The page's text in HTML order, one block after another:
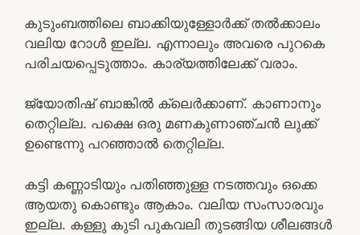
കുടുംബത്തിലെ ബാക്കിയുള്ളോർക്ക് തൽക്കാലം
വലിയ റോൾ ഇല്ല. എന്നാലും അവരെ പുറകെ
പരിചയപ്പെടുത്താം. കാര്യത്തിലേക്ക് വരാം.
ജ്യോതിഷ് ബാങ്കിൽ ക്ലെർക്കാണ്. കാണാനും
തെറ്റില്ല. പക്ഷെ ഒരു മണകുണാഞ്ചൻ ലുക്ക്
ഉണ്ടെന്നു പറഞ്ഞാൽ തെറ്റില്ല.
കട്ടി കണ്ണാടിയും പതിഞ്ഞുള്ള നടത്തവും ഒക്കെ
ആയതു കൊണ്ടും ആകാം. വലിയ സംസാരവും
ഇല്ല. കള്ളു കുടി പുകവലി തുടങ്ങിയ ശീലങ്ങൾ